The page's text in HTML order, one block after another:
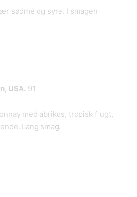
sødme og syre. I smagen
USA. 91
med abrikos, tropisk frugt,
Lang smag.